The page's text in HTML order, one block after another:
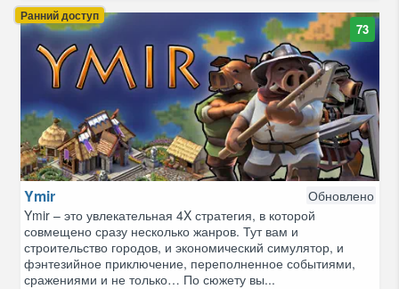
Ранний доступ
73
Ymir
Обновлено
Ymir – это увлекательная 4X стратегия, в которой
совмещено сразу несколько жанров. Тут вам и
строительство городов, и экономический симулятор, и
фэнтезийное приключение, переполненное событиями,
сражениями и не только… По сюжету вы...